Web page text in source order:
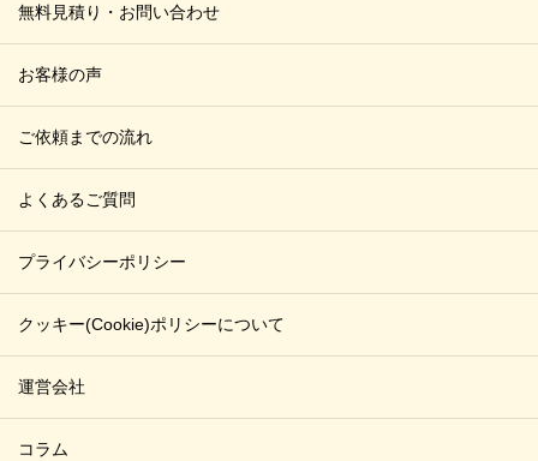
無料見積り・お問い合わせ
お客様の声
ご依頼までの流れ
よくあるご質問
プライバシーポリシー
クッキー(Cookie)ポリシーについて
運営会社
コラム